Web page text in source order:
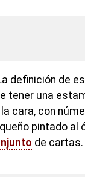
definición de
tener una
cara, con
pintado
de cartas.